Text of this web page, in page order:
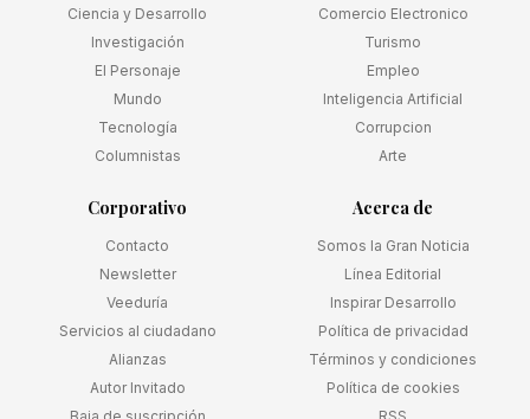
Ciencia y Desarrollo
Investigación
El Personaje
Mundo
Tecnología
Columnistas
Comercio Electronico
Turismo
Empleo
Inteligencia Artificial
Corrupcion
Arte
Corporativo
Contacto
Newsletter
Veeduría
Servicios al ciudadano
Alianzas
Autor Invitado
Acerca de
Somos la Gran Noticia
Línea Editorial
Inspirar Desarrollo
Política de privacidad
Términos y condiciones
Política de cookies